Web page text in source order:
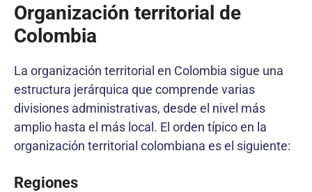
Organización territorial de
Colombia
La organización territorial en Colombia sigue una
estructura jerárquica que comprende varias
divisiones administrativas, desde el nivel más
amplio hasta el más local. El orden típico en la
organización territorial colombiana es el siguiente:
Regiones